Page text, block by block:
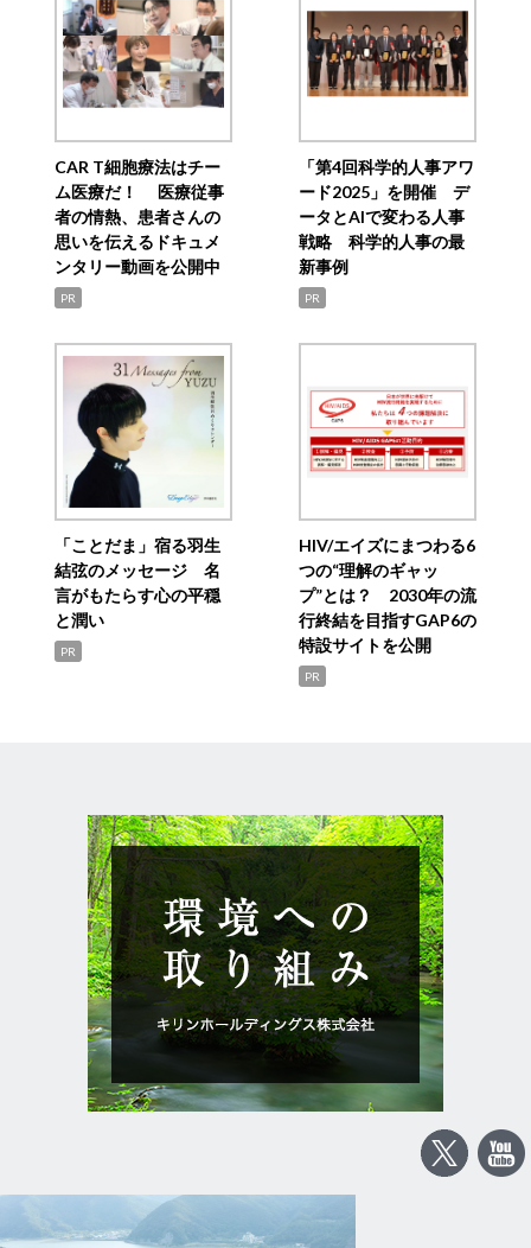
CAR T細胞療法はチー
ム医療だ！ 医療従事
者の情熱、患者さんの
思いを伝えるドキュメ
ンタリー動画を公開中
PR
「第4回科学的人事アワ
ード2025」を開催 デ
ータとAIで変わる人事
戦略 科学的人事の最
新事例
PR
「ことだま」宿る羽生
結弦のメッセージ 名
言がもたらす心の平穏
と潤い
PR
HIV/エイズにまつわる6
つの“理解のギャッ
プ”とは？ 2030年の流
行終結を目指すGAP6の
特設サイトを公開
PR